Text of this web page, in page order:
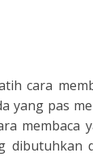
cara
yang pas
membaca